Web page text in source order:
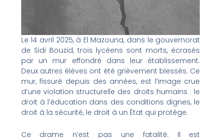
Le 14 avril 2025, à El Mazouna, dans le gouvernorat
de Sidi Bouzid, trois lycéens sont morts, écrasés
par un mur effondré dans leur établissement.
Deux autres élèves ont été grièvement blessés. Ce
mur, fissuré depuis des années, est l’image crue
d’une violation structurelle des droits humains : le
droit à l’éducation dans des conditions dignes, le
droit à la sécurité, le droit à un État qui protège.
Ce drame n’est pas une fatalité. Il est